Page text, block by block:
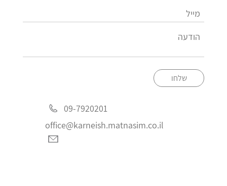
שלחו
09-7920201
office@karneish.matnasim.co.il